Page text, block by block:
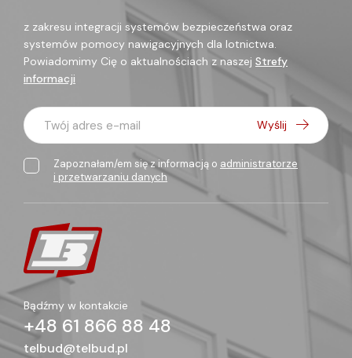
z zakresu integracji systemów bezpieczeństwa oraz
systemów pomocy nawigacyjnych dla lotnictwa.
Powiadomimy Cię o aktualnościach z naszej Strefy
informacji
Twój adres e-mail
Wyślij
Zapoznałam/em się z informacją o administratorze
i przetwarzaniu danych
Bądźmy w kontakcie
+48 61 866 88 48
telbud@telbud.pl